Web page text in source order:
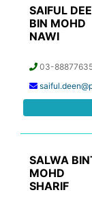
SAIFUL
BIN MOHD
NAWI
03-
SALWA
MOHD
SHARIF